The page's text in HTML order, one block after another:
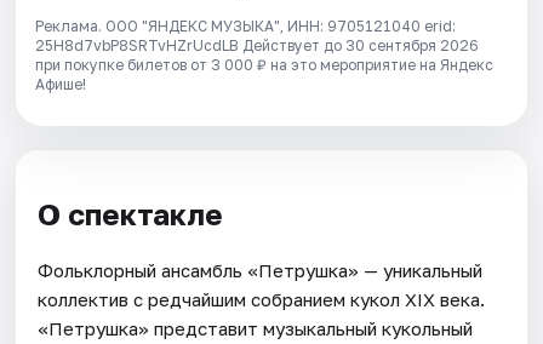
Реклама. ООО "ЯНДЕКС МУЗЫКА", ИНН: 9705121040 erid:
25H8d7vbP8SRTvHZrUcdLB Действует до 30 сентября 2026
при покупке билетов от 3 000 ₽ на это мероприятие на Яндекс
Афише!
О спектакле
Фольклорный ансамбль «Петрушка» — уникальный
коллектив с редчайшим собранием кукол XIX века.
«Петрушка» представит музыкальный кукольный